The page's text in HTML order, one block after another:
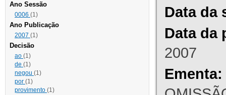
Ano Sessão
0006 (1)
Ano Publicação
2007 (1)
Decisão
ao (1)
de (1)
negou (1)
por (1)
provimento (1)
Data da
Data da
2007
Ementa: